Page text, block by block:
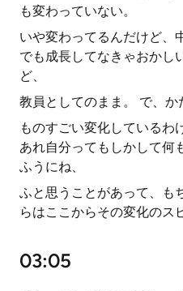
も変わっていない。
いや変わってるんだけど、
でも成長してなきゃおかし
ど、
教員としてのまま。 で、
ものすごい変化しているわ
あれ自分ってもしかして何
ふうにね、
ふと思うことがあって、も
らはここからその変化のス
03:05